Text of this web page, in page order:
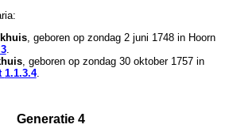
, geboren op zondag 2 juni 1748 in Hoorn
.
, geboren op zondag 30 oktober 1757 in
1.1.3.4.
Generatie 4